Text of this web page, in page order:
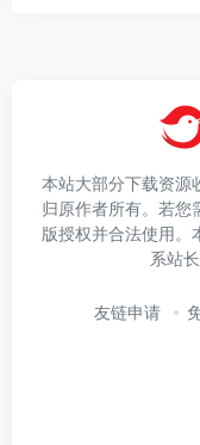
本站大部分下载资源
归原作者所有。若您
版授权并合法使用。
系站
友链申请